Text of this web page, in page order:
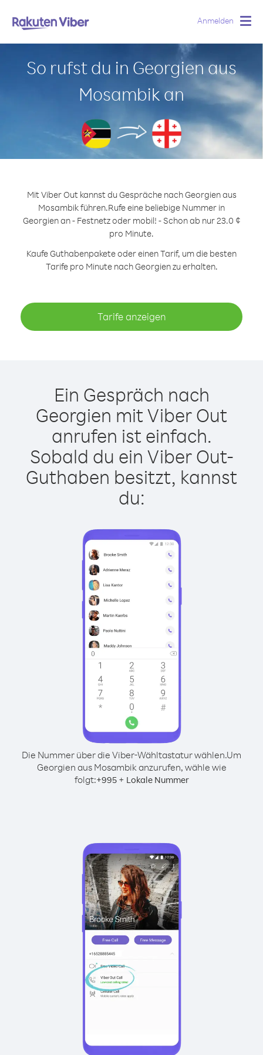
Anmelden
So rufst du in Georgien aus
Mosambik an
Mit Viber Out kannst du Gespräche nach Georgien aus
Mosambik führen.Rufe eine beliebige Nummer in
Georgien an - Festnetz oder mobil! - Schon ab nur 23.0 ¢
pro Minute.
Kaufe Guthabenpakete oder einen Tarif, um die besten
Tarife pro Minute nach Georgien zu erhalten.
Tarife anzeigen
Ein Gespräch nach
Georgien mit Viber Out
anrufen ist einfach.
Sobald du ein Viber Out-
Guthaben besitzt, kannst
du:
Die Nummer über die Viber-Wähltastatur wählen.Um
Georgien aus Mosambik anzurufen, wähle wie
folgt:+995+ Lokale Nummer